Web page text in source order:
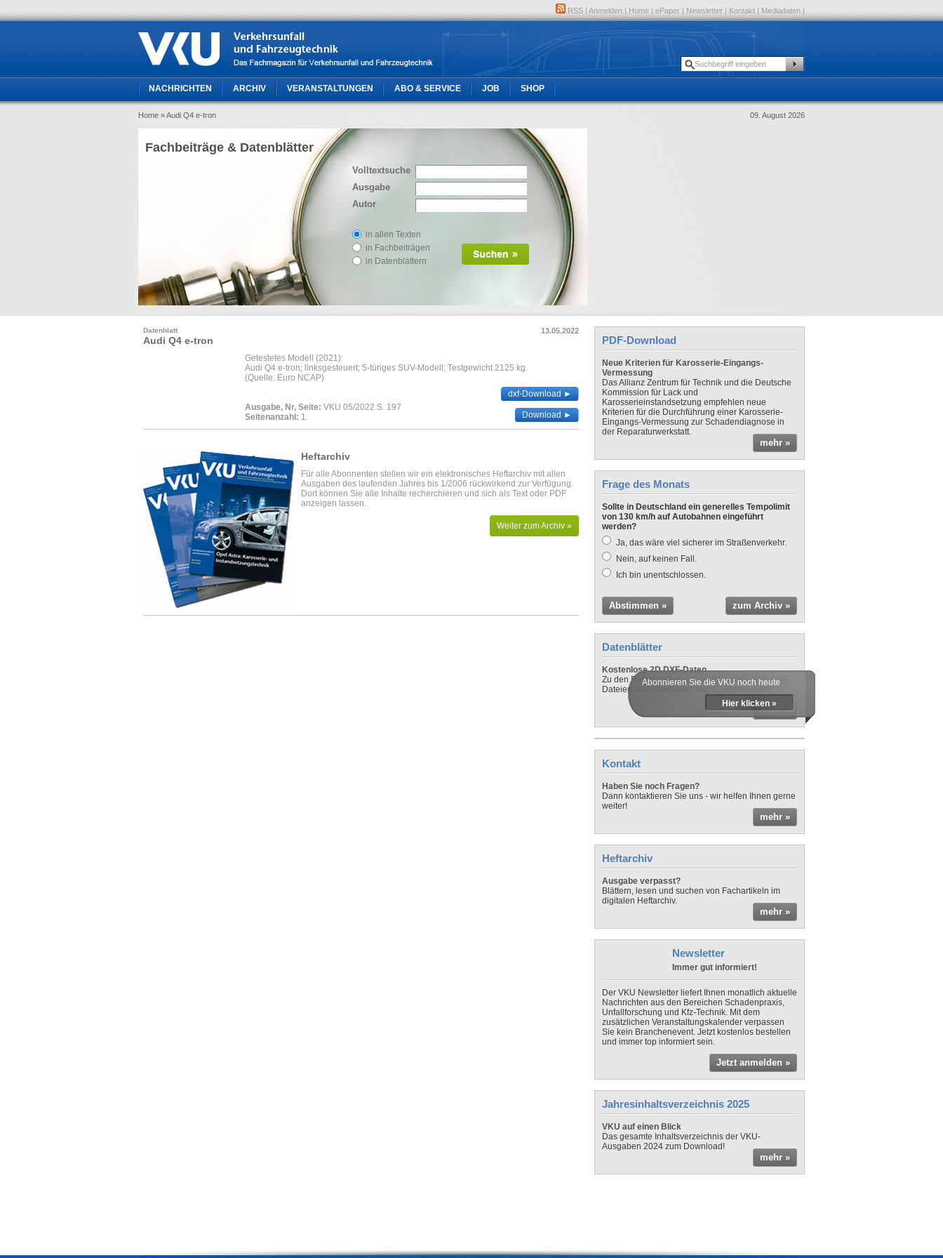
RSS | Anmelden | Home | ePaper | Newsletter | Kontakt | Mediadaten |
NACHRICHTEN ARCHIV VERANSTALTUNGEN ABO & SERVICE JOB SHOP
Home » Audi Q4 e-tron 09. August 2026
Volltextsuche
Ausgabe
Autor
in allen Texten
in Fachbeiträgen
in Datenblättern
Fachbeiträge & Datenblätter
13.05.2022
Datenblatt
Audi Q4 e-tron
Getestetes Modell (2021):
Audi Q4 e-tron; linksgesteuert; 5-türiges SUV-Modell; Testgewicht 2125 kg.
(Quelle: Euro NCAP)
Ausgabe, Nr, Seite: VKU 05/2022 S. 197
Seitenanzahl: 1
dxf-Download ►
Download ►
Heftarchiv
Für alle Abonnenten stellen wir ein elektronisches Heftarchiv mit allen
Ausgaben des laufenden Jahres bis 1/2006 rückwirkend zur Verfügung.
Dort können Sie alle Inhalte recherchieren und sich als Text oder PDF
anzeigen lassen.
Weiter zum Archiv »
PDF-Download
Neue Kriterien für Karosserie-Eingangs-
Vermessung
Das Allianz Zentrum für Technik und die Deutsche
Kommission für Lack und
Karosserieinstandsetzung empfehlen neue
Kriterien für die Durchführung einer Karosserie-
Eingangs-Vermessung zur Schadendiagnose in
der Reparaturwerkstatt.
mehr »
Frage des Monats
Sollte in Deutschland ein generelles Tempolimit
von 130 km/h auf Autobahnen eingeführt
werden?
Ja, das wäre viel sicherer im Straßenverkehr.
Nein, auf keinen Fall.
Ich bin unentschlossen.
Abstimmen » zum Archiv »
Datenblätter
Kostenlose 2D DXF-Daten
Zu den Datenblättern der Autos gibt es auch DXF-
Dateien zum Download. Nur für Abonnenten!
mehr »
Abonnieren Sie die VKU noch heute
Hier klicken »
Kontakt
Haben Sie noch Fragen?
Dann kontaktieren Sie uns - wir helfen Ihnen gerne
weiter!
mehr »
Heftarchiv
Ausgabe verpasst?
Blättern, lesen und suchen von Fachartikeln im
digitalen Heftarchiv.
mehr »
Newsletter
Immer gut informiert!
Der VKU Newsletter liefert Ihnen monatlich aktuelle
Nachrichten aus den Bereichen Schadenpraxis,
Unfallforschung und Kfz-Technik. Mit dem
zusätzlichen Veranstaltungskalender verpassen
Sie kein Branchenevent. Jetzt kostenlos bestellen
und immer top informiert sein.
Jetzt anmelden »
Jahresinhaltsverzeichnis 2025
VKU auf einen Blick
Das gesamte Inhaltsverzeichnis der VKU-
Ausgaben 2024 zum Download!
mehr »